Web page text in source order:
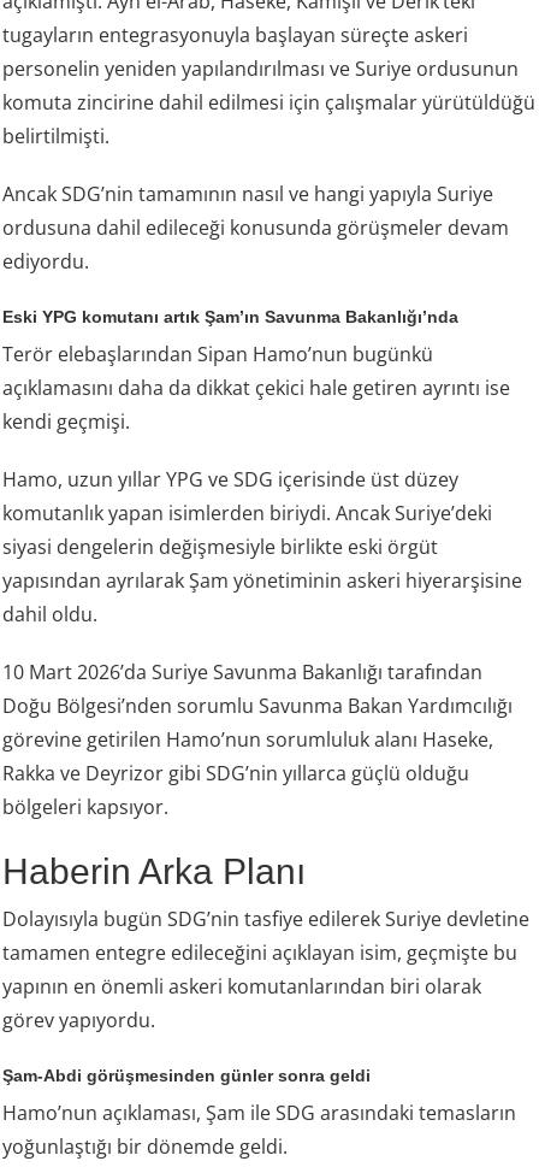
tugayların entegrasyonuyla başlayan süreçte askeri
personelin yeniden yapılandırılması ve Suriye ordusunun
komuta zincirine dahil edilmesi için çalışmalar yürütüldüğü
belirtilmişti.
Ancak SDG’nin tamamının nasıl ve hangi yapıyla Suriye
ordusuna dahil edileceği konusunda görüşmeler devam
ediyordu.
Eski YPG komutanı artık Şam’ın Savunma Bakanlığı’nda
Terör elebaşlarından Sipan Hamo’nun bugünkü
açıklamasını daha da dikkat çekici hale getiren ayrıntı ise
kendi geçmişi.
Hamo, uzun yıllar YPG ve SDG içerisinde üst düzey
komutanlık yapan isimlerden biriydi. Ancak Suriye’deki
siyasi dengelerin değişmesiyle birlikte eski örgüt
yapısından ayrılarak Şam yönetiminin askeri hiyerarşisine
dahil oldu.
10 Mart 2026’da Suriye Savunma Bakanlığı tarafından
Doğu Bölgesi’nden sorumlu Savunma Bakan Yardımcılığı
görevine getirilen Hamo’nun sorumluluk alanı Haseke,
Rakka ve Deyrizor gibi SDG’nin yıllarca güçlü olduğu
bölgeleri kapsıyor.
Haberin Arka Planı
Dolayısıyla bugün SDG’nin tasfiye edilerek Suriye devletine
tamamen entegre edileceğini açıklayan isim, geçmişte bu
yapının en önemli askeri komutanlarından biri olarak
görev yapıyordu.
Şam-Abdi görüşmesinden günler sonra geldi
Hamo’nun açıklaması, Şam ile SDG arasındaki temasların
yoğunlaştığı bir dönemde geldi.